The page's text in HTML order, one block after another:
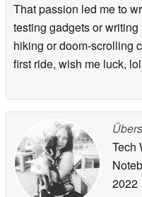
That passion led me to
testing gadgets or
hiking or doom-scrolling
first ride, wish me luck,
Tech
2022